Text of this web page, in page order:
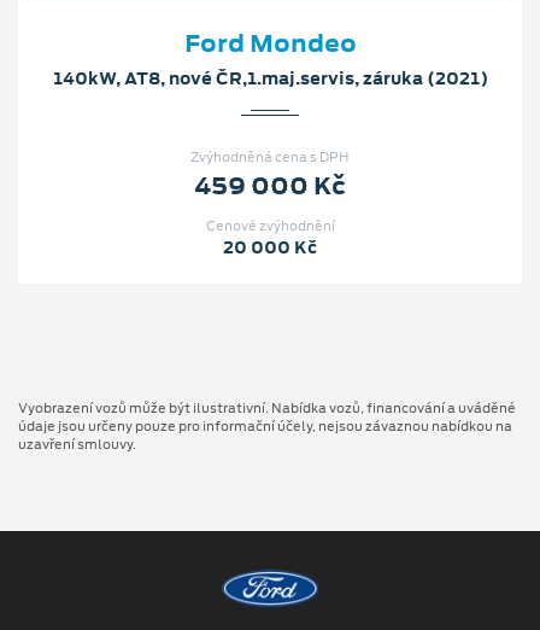
Ford Mondeo
140kW, AT8, nové ČR,1.maj.servis, záruka (2021)
Zvýhodněná cena s DPH
459 000 Kč
Cenové zvýhodnění
20 000 Kč
Vyobrazení vozů může být ilustrativní. Nabídka vozů, financování a uváděné
údaje jsou určeny pouze pro informační účely, nejsou závaznou nabídkou na
uzavření smlouvy.